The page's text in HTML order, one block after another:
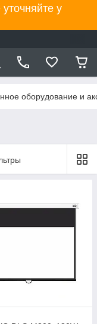
у
оборудование и